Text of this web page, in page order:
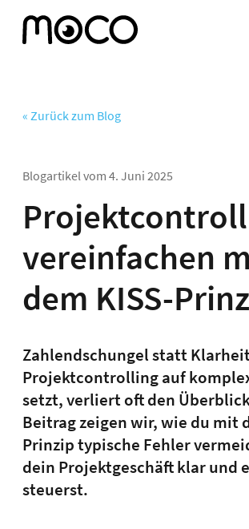
« Zurück zum Blog
Blogartikel vom 4. Juni 2025
vereinfachen
dem KISS-
Zahlendschungel statt
Projektcontrolling auf
setzt, verliert oft den
Beitrag zeigen wir, wie du mit
Prinzip typische Fehler
dein Projektgeschäft klar und
steuerst.